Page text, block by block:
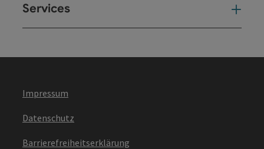
Services
Impressum
Datenschutz
Barrierefreiheitserklärung